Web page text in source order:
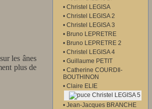
les ânes
plus de
• Christel LEGISA
• Christel LEGISA 2
• Christel LEGISA 3
• Bruno LEPRETRE
• Bruno LEPRETRE 2
• Christel LEGISA 4
• Guillaume PETIT
• Catherine COURDIl-
BOUTHINON
• Claire ELIE
Christel LEGISA 5
• Jean-Jacques BRANCHE